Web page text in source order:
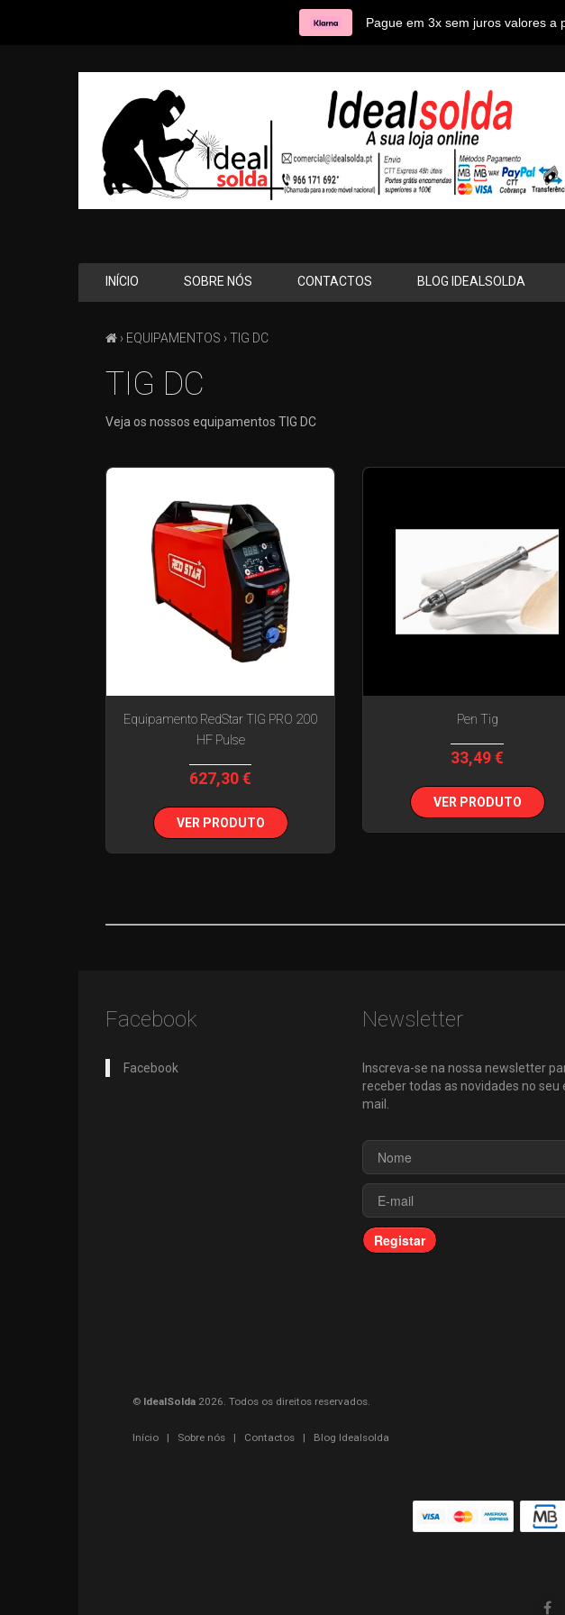
Pague em 3x sem juros valores a
INÍCIO SOBRE NÓS CONTACTOS BLOG IDEALSOLDA
› EQUIPAMENTOS › TIG DC
TIG DC
TIG
Veja os nossos equipamentos TIG DC
Equipamento RedStar TIG PRO 200
HF Pulse
627,30 €
VER PRODUTO
Pen Tig
33,49 €
VER PRODUTO
Facebook
Facebook
Newsletter
Inscreva-se na nossa newsletter
receber todas as novidades no seu
mail.
Registar
© IdealSolda 2026. Todos os direitos reservados.
Início | Sobre nós | Contactos | Blog Idealsolda